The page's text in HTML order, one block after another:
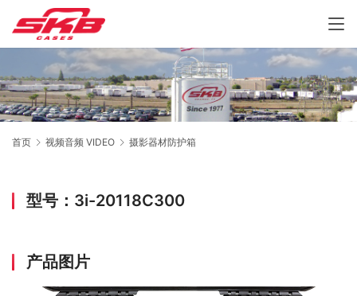
首页 视频音频 VIDEO 摄影器材防护箱
型号：3i-20118C300
产品图片